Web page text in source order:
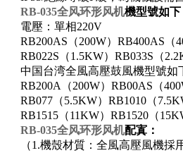
RB-035全风环形风机機型號如下
電壓：單相220V
RB200AS（200W）RB400AS（
RB022S（1.5KW）RB033S（
中国台湾全風高壓鼓風機型號如
RB200A（200W）RB00AS（
RB077（5.5KW）RB1010（
RB1515（11KW）RB1520（
RB-035全风环形风机配寘：
（1.機殼材質：全風高壓風機